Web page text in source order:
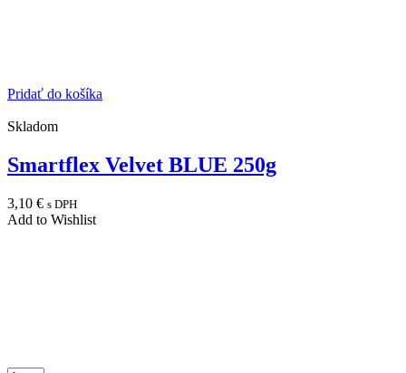
Pridať do košíka
Skladom
Smartflex Velvet BLUE 250g
3,10 € s DPH
Add to Wishlist